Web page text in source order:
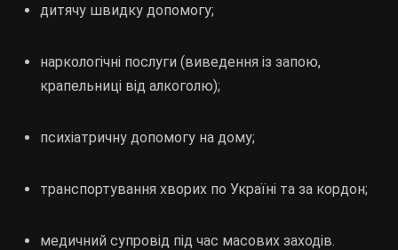
дитячу швидку допомогу;
наркологічні послуги (виведення із запою,
крапельниці від алкоголю);
психіатричну допомогу на дому;
транспортування хворих по Україні та за кордон;
медичний супровід під час масових заходів.